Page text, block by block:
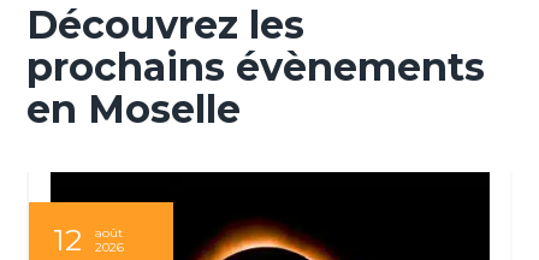
Découvrez les
prochains évènements
en Moselle
12
août
2026